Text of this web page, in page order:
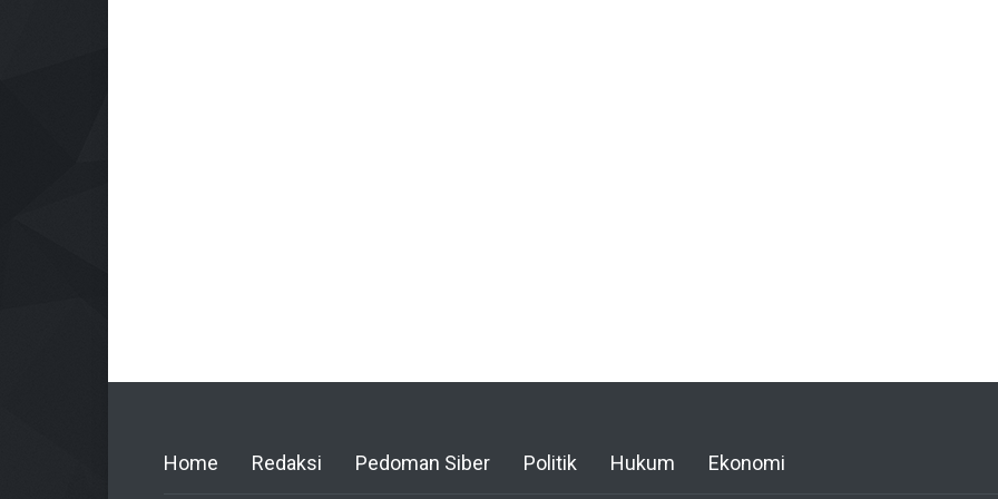
Home Redaksi Pedoman Siber Politik Hukum Ekonomi